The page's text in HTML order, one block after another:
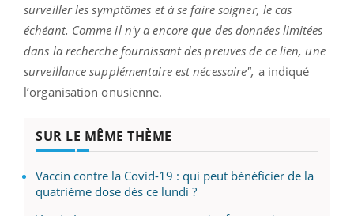
surveiller les symptômes et à se faire soigner, le cas
échéant. Comme il n'y a encore que des données limitées
dans la recherche fournissant des preuves de ce lien, une
surveillance supplémentaire est nécessaire", a indiqué
l’organisation onusienne.
SUR LE MÊME THÈME
Vaccin contre la Covid-19 : qui peut bénéficier de la
quatrième dose dès ce lundi ?